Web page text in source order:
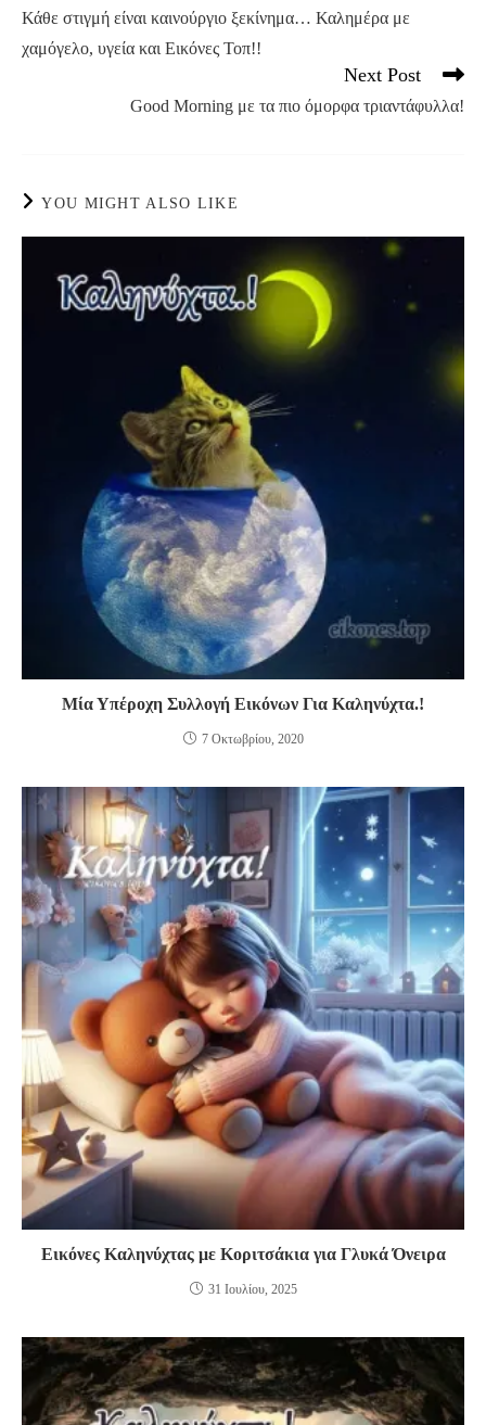
articles
Κάθε στιγμή είναι καινούργιο ξεκίνημα… Καλημέρα με
χαμόγελο, υγεία και Εικόνες Τοπ!!
Next Post
Good Morning με τα πιο όμορφα τριαντάφυλλα!
YOU MIGHT ALSO LIKE
Μία Υπέροχη Συλλογή Εικόνων Για Καληνύχτα.!
7 Οκτωβρίου, 2020
Εικόνες Καληνύχτας με Κοριτσάκια για Γλυκά Όνειρα
31 Ιουλίου, 2025